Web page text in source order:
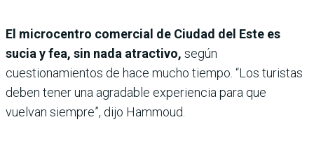
El microcentro comercial de Ciudad del Este es
sucia y fea, sin nada atractivo, según
cuestionamientos de hace mucho tiempo. “Los turistas
deben tener una agradable experiencia para que
vuelvan siempre”, dijo Hammoud.